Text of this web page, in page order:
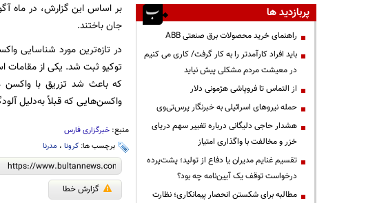
بر اساس این گزارش، در ماه
جان باختند.
در تازه‌ترین مورد شناسایی
که باعث شد تزریق با واکسن
واکسن‌هایی که قبلاً به‌دلیل
منبع: خبرگزاری فارس
برچسب ها: کرونا، مدرنا
گزارش خطا
پربازدید ها
راهنمای خرید محصولات برق صنعتی ABB
باید افراد کارآمدتر را به کار گرفت/ کاری می کنیم
در معیشت مردم مشکلی پیش نیاید
از التماس تا فروپاشی هژمونی دلار
حمله نیروهای اسرائیلی به خبرنگار پرس‌تی‌وی
هشدار حاجی دلیگانی درباره تغییر سهم دریای
خزر و مخالفت با واگذاری امتیاز
تقسیم غنایم مدیران یا دفاع از تولید؛ پشت‌پرده
درخواست توقف یک آیین‌نامه چه بود؟
مطالبه برای شکستن انحصار پیمانکاری؛ نظارت